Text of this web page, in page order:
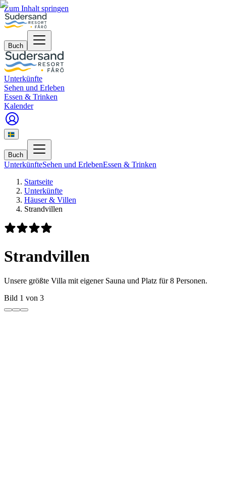
Zum Inhalt springen
Buch
Unterkünfte
Sehen und Erleben
Essen & Trinken
Kalender
Buch
UnterkünfteSehen und ErlebenEssen & Trinken
Startseite
Unterkünfte
Häuser & Villen
Strandvillen
Strandvillen
Unsere größte Villa mit eigener Sauna und Platz für 8 Personen.
Bild 1 von 3